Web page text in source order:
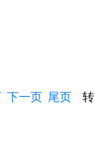
下一页 尾页
转